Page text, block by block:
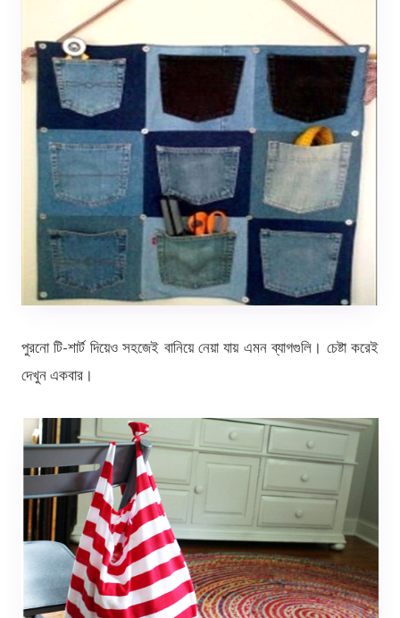
পুরনো টি-শার্ট দিয়েও সহজেই বানিয়ে নেয়া যায় এমন ব্যাগগুলি। চেষ্টা করেই
দেখুন একবার।